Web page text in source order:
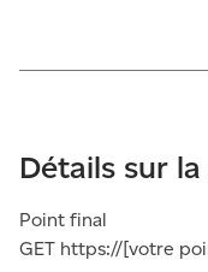
Détails sur
Point final
GET https://[votre